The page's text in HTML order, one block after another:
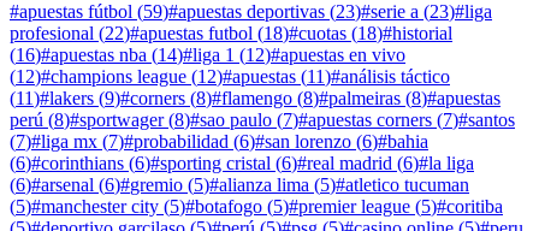
#apuestas fútbol (59)#apuestas deportivas (23)#serie a (23)#liga
profesional (22)#apuestas futbol (18)#cuotas (18)#historial
(16)#apuestas nba (14)#liga 1 (12)#apuestas en vivo
(12)#champions league (12)#apuestas (11)#análisis táctico
(11)#lakers (9)#corners (8)#flamengo (8)#palmeiras (8)#apuestas
perú (8)#sportwager(8)#sao paulo (7)#apuestas corners (7)#santos
(7)#liga mx (7)#probabilidad (6)#san lorenzo (6)#bahia
(6)#corinthians (6)#sporting cristal (6)#real madrid (6)#la liga
(6)#arsenal (6)#gremio (5)#alianza lima (5)#atletico tucuman
(5)#manchester city (5)#botafogo (5)#premier league (5)#coritiba